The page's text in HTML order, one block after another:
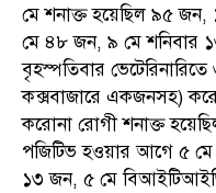
মে শনাক্ত হয়েছিল ৯৫
মে ৪৮ জন, ৯ মে শনিবার
বৃহস্পতিবার
কক্সবাজারে একজনসহ)
করোনা রোগী শনাক্ত
পজিটিভ হওয়ার আগে ৫ মে
১৩ জন, ৫ মে